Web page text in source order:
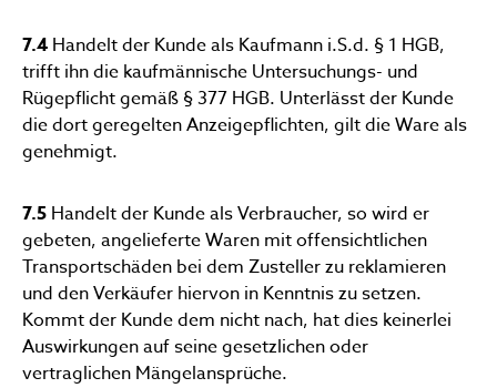
7.4 Handelt der Kunde als Kaufmann i.S.d. § 1 HGB,
trifft ihn die kaufmännische Untersuchungs- und
Rügepflicht gemäß § 377 HGB. Unterlässt der Kunde
die dort geregelten Anzeigepflichten, gilt die Ware als
genehmigt.
7.5 Handelt der Kunde als Verbraucher, so wird er
gebeten, angelieferte Waren mit offensichtlichen
Transportschäden bei dem Zusteller zu reklamieren
und den Verkäufer hiervon in Kenntnis zu setzen.
Kommt der Kunde dem nicht nach, hat dies keinerlei
Auswirkungen auf seine gesetzlichen oder
vertraglichen Mängelansprüche.